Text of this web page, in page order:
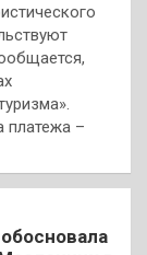
платежа –